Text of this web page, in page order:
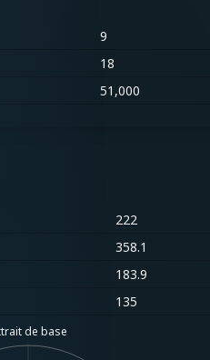
9
18
51,000
222
358.1
183.9
135
de base